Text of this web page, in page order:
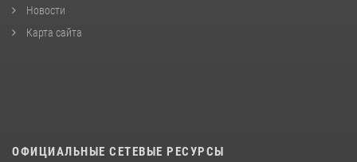
Новости
Карта сайта
ОФИЦИАЛЬНЫЕ СЕТЕВЫЕ РЕСУРСЫ